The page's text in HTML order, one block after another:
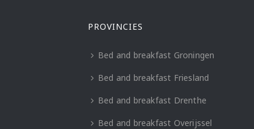
PROVINCIES
Bed and breakfast Groningen
Bed and breakfast Friesland
Bed and breakfast Drenthe
Bed and breakfast Overijssel